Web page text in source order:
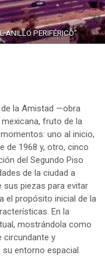
ANILLO PERIFÉRICO”
de la Amistad —obra
fruto de la
uno al inicio,
de 1968 y, otro, cinco
del Segundo Piso
de la ciudad a
sus piezas para evitar
el propósito inicial de la
En la
mostrándola como
circundante y
entorno espacial.